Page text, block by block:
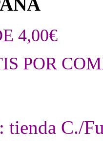
4,00€
POR
tienda C./